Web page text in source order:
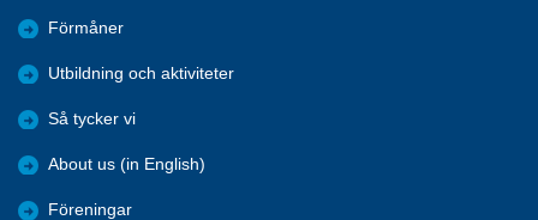
Förmåner
Utbildning och aktiviteter
Så tycker vi
About us (in English)
Föreningar